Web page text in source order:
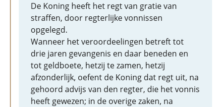
De Koning heeft het regt van gratie van
straffen, door regterlijke vonnissen
opgelegd.
Wanneer het veroordeelingen betreft tot
drie jaren gevangenis en daar beneden en
tot geldboete, hetzij te zamen, hetzij
afzonderlijk, oefent de Koning dat regt uit, na
gehoord advijs van den regter, die het vonnis
heeft gewezen; in de overige zaken, na